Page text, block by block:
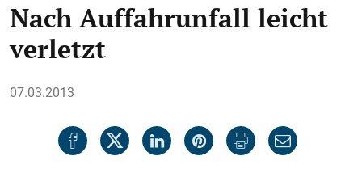
Nach Auffahrunfall leicht
verletzt
07.03.2013